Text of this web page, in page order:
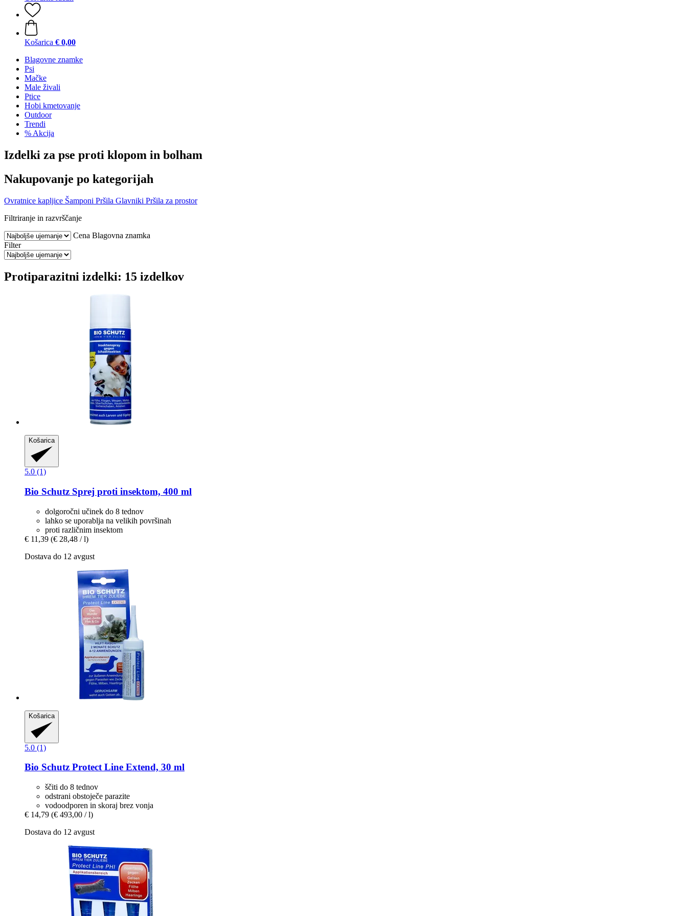
Košarica € 0,00
Blagovne znamke
Psi
Mačke
Male živali
Ptice
Hobi kmetovanje
Outdoor
Trendi
% Akcija
Izdelki za pse proti klopom in bolham
Nakupovanje po kategorijah
Ovratnice kapljice Šamponi Pršila Glavniki Pršila za prostor
Filtriranje in razvrščanje
Cena Blagovna znamka
Filter
Protiparazitni izdelki: 15 izdelkov
Košarica
5.0 (1)
Bio Schutz Sprej proti insektom, 400 ml
dolgoročni učinek do 8 tednov
lahko se uporablja na velikih površinah
proti različnim insektom
€ 11,39 (€ 28,48 / l)
Dostava do 12 avgust
Košarica
5.0 (1)
Bio Schutz Protect Line Extend, 30 ml
ščiti do 8 tednov
odstrani obstoječe parazite
vodoodporen in skoraj brez vonja
€ 14,79 (€ 493,00 / l)
Dostava do 12 avgust